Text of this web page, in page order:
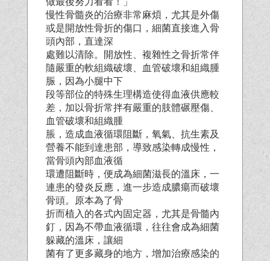
慢性骨髓炎的治療非常麻煩，尤其是外傷
或是開放性骨折的傷口，細菌直接進入骨
頭內部，直達深
處難以清除。開放性、複雜性之骨折常伴
隨嚴重的軟組織破壞、血管破壞和組織腫
脤，因為小腿中下
段等部位的特殊生理構造使得血液供應較
差，加以骨折常拌有嚴重的肢體碾壓傷、
血管破壞和組織腫
脹，造成血液循環阻斷，氧氣、抗生素及
營養不能到達患部，導致感染轉成慢性，
當骨頭內部血液循
環遭阻斷時，便成為細菌滋長的溫床，一
連患的發炎反應，進一步造成膿瘍而破壞
骨頭。原本為了骨
折而植入的各式內固定器，尤其是骨髓內
釘，因為不帶血液循環，往往會成為細菌
躲藏的溫床，讓細
菌有了更多藏身的地方，增加治療感染的